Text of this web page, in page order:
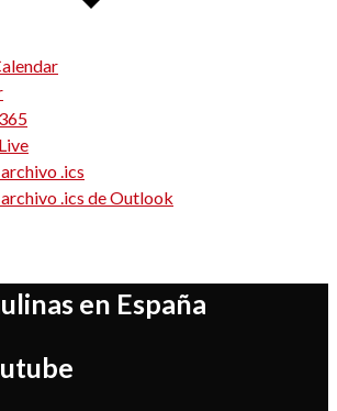
.ics
.ics de Outlook
en España